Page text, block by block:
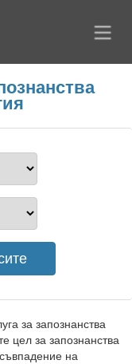
за запознанства
цел за запознанства
на